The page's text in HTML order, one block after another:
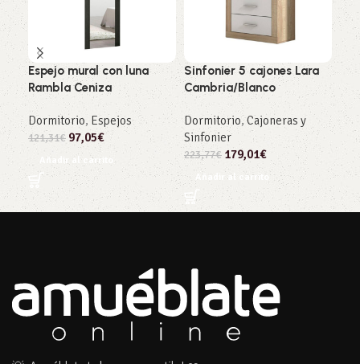
Espejo mural con luna
Rambla Ceniza
Dormitorio, Espejos
121,31€ 97,05€
Añadir al carrito
Sinfonier 5 cajones Lara
Cambria/Blanco
Dormitorio,Cajoneras y
Sinfonier
223,77€ 179,01€
Añadir al carrito